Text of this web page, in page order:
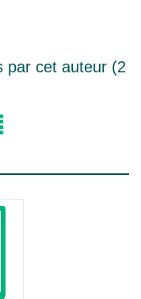
par cet auteur (2